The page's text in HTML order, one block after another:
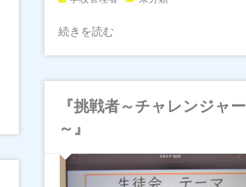
続きを読む
『挑戦者～チャレンジャー
～』